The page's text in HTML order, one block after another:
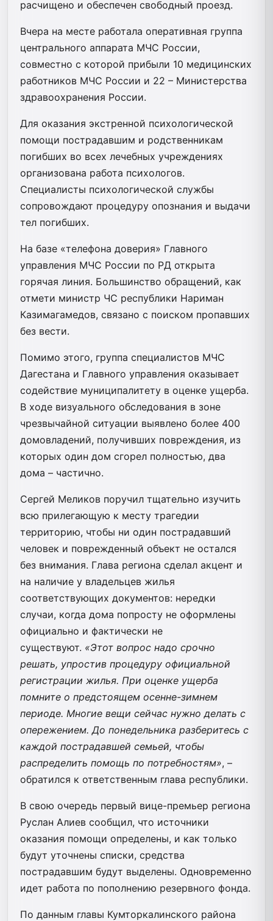
расчищено и обеспечен свободный проезд.
Вчера на месте работала оперативная группа
центрального аппарата МЧС России,
совместно с которой прибыли 10 медицинских
работников МЧС России и 22 – Министерства
здравоохранения России.
Для оказания экстренной психологической
помощи пострадавшим и родственникам
погибших во всех лечебных учреждениях
организована работа психологов.
Специалисты психологической службы
сопровождают процедуру опознания и выдачи
тел погибших.
На базе «телефона доверия» Главного
управления МЧС России по РД открыта
горячая линия. Большинство обращений, как
отмети министр ЧС республики Нариман
Казимагамедов, связано с поиском пропавших
без вести.
Помимо этого, группа специалистов МЧС
Дагестана и Главного управления оказывает
содействие муниципалитету в оценке ущерба.
В ходе визуального обследования в зоне
чрезвычайной ситуации выявлено более 400
домовладений, получивших повреждения, из
которых один дом сгорел полностью, два
дома – частично.
Сергей Меликов поручил тщательно изучить
всю прилегающую к месту трагедии
территорию, чтобы ни один пострадавший
человек и поврежденный объект не остался
без внимания. Глава региона сделал акцент и
на наличие у владельцев жилья
соответствующих документов: нередки
случаи, когда дома попросту не оформлены
официально и фактически не
существуют. «Этот вопрос надо срочно
решать, упростив процедуру официальной
регистрации жилья. При оценке ущерба
помните о предстоящем осенне-зимнем
периоде. Многие вещи сейчас нужно делать с
опережением. До понедельника разберитесь с
каждой пострадавшей семьей, чтобы
распределить помощь по потребностям», –
обратился к ответственным глава республики.
В свою очередь первый вице-премьер региона
Руслан Алиев сообщил, что источники
оказания помощи определены, и как только
будут уточнены списки, средства
пострадавшим будут выделены. Одновременно
идет работа по пополнению резервного фонда.
По данным главы Кумторкалинского района